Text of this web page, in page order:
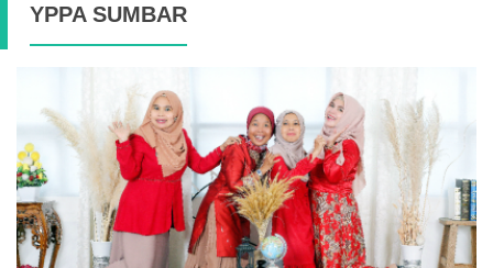
YPPA SUMBAR